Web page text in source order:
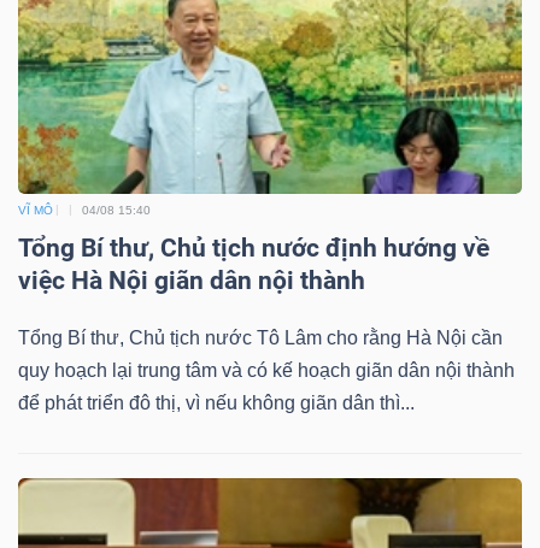
VĨ MÔ 04/08 15:40
Tổng Bí thư, Chủ tịch nước định hướng về
việc Hà Nội giãn dân nội thành
Tổng Bí thư, Chủ tịch nước Tô Lâm cho rằng Hà Nội cần
quy hoạch lại trung tâm và có kế hoạch giãn dân nội thành
để phát triển đô thị, vì nếu không giãn dân thì...